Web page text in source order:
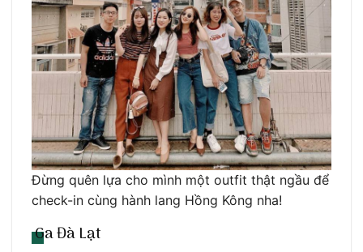
Đừng quên lựa cho mình một outfit thật ngầu để
check-in cùng hành lang Hồng Kông nha!
Ga Đà Lạt